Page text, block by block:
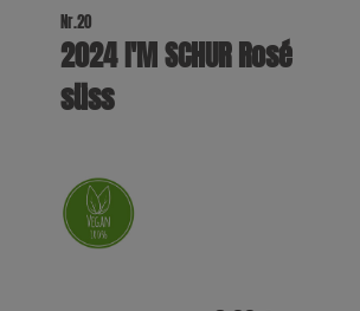
Nr.20
2024 I′M SCHUR Rosé
süss